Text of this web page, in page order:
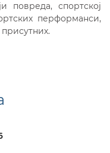
повреда, спортској
перформанси,